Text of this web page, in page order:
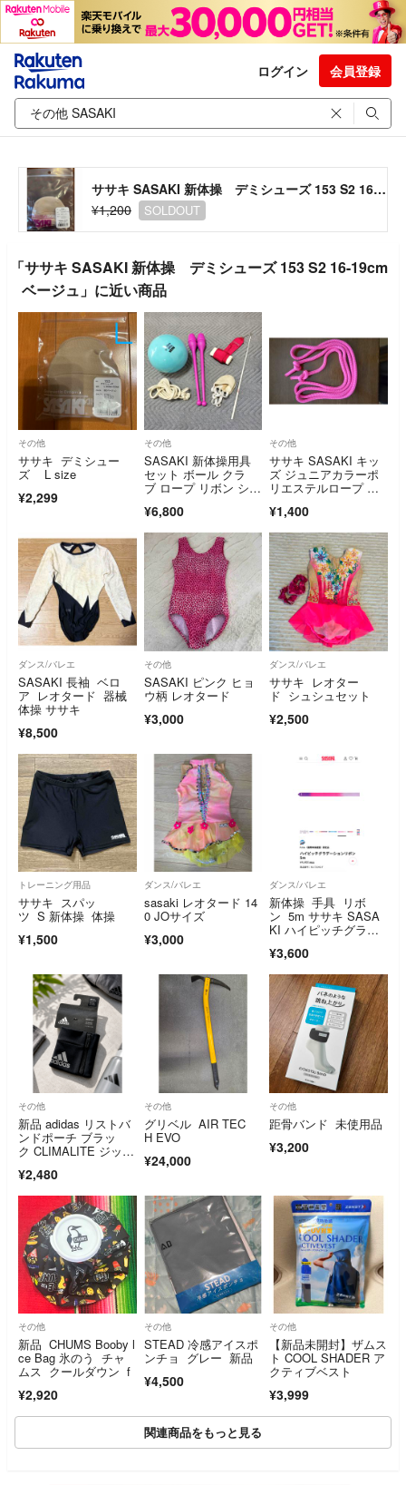
ログイン 会員登録
ササキ SASAKI 新体操 デミシューズ 153 S2 16-19cmベージュ
¥1,200
SOLDOUT
「ササキ SASAKI 新体操 デミシューズ 153 S2 16-19cm
ベージュ」に近い商品
その他
ササキ デミシュー
ズ L size
¥2,299
その他
SASAKI 新体操用具
セット ボール クラ
ブ ロープ リボン シュ
¥6,800
その他
ササキ SASAKI キッ
ズ ジュニアカラーポ
リエステルロープ MJ-
¥1,400
ダンス/バレエ
SASAKI 長袖 ベロ
ア レオタード 器械
体操 ササキ
¥8,500
その他
SASAKI ピンク ヒョ
ウ柄 レオタード
¥3,000
ダンス/バレエ
ササキ レオター
ド シュシュセット
¥2,500
トレーニング用品
ササキ スパッ
ツ S 新体操 体操
¥1,500
ダンス/バレエ
sasaki レオタード 14
0 JOサイズ
¥3,000
ダンス/バレエ
新体操 手具 リボ
ン 5m ササキ SASA
KI ハイピッチグラデ
¥3,600
その他
新品 adidas リストバ
ンドポーチ ブラッ
ク CLIMALITE ジップ
¥2,480
その他
グリベル AIR TEC
H EVO
¥24,000
その他
距骨バンド 未使用品
¥3,200
その他
新品 CHUMS Booby l
ce Bag 氷のう チャ
ムス クールダウン f
¥2,920
その他
STEAD 冷感アイスポ
ンチョ グレー 新品
¥4,500
その他
【新品未開封】ザムス
ト COOL SHADER ア
クティブベスト
¥3,999
関連商品をもっと見る